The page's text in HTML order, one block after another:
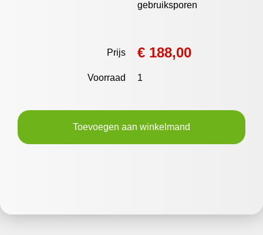
gebruiksporen
Prijs € 188,00
Voorraad 1
Toevoegen aan winkelmand